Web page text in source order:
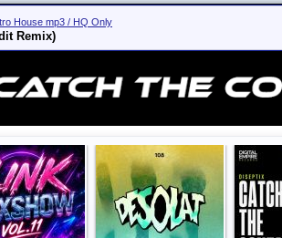
House mp3 / HQ Only
Remix)